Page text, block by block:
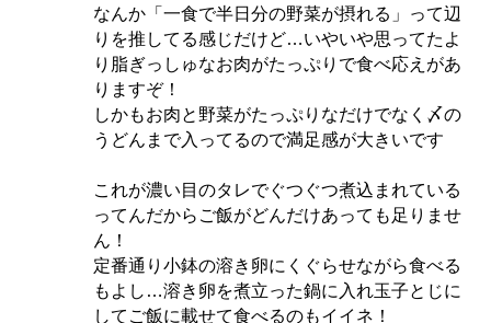
なんか「一食で半日分の野菜が摂れる」って辺
りを推してる感じだけど…いやいや思ってたよ
り脂ぎっしゅなお肉がたっぷりで食べ応えがあ
りますぞ！
しかもお肉と野菜がたっぷりなだけでなく〆の
うどんまで入ってるので満足感が大きいです
これが濃い目のタレでぐつぐつ煮込まれている
ってんだからご飯がどんだけあっても足りませ
ん！
定番通り小鉢の溶き卵にくぐらせながら食べる
もよし…溶き卵を煮立った鍋に入れ玉子とじに
してご飯に載せて食べるのもイイネ！